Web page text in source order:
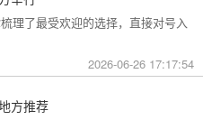
理了最受欢迎的选择，直接对号入
2026-06-26 17:17:54
方推荐